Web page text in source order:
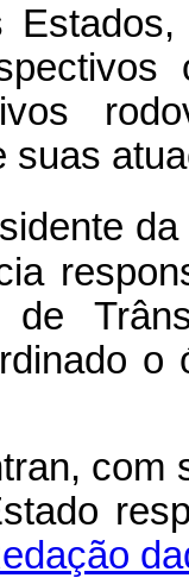
o
suas
de
o
com